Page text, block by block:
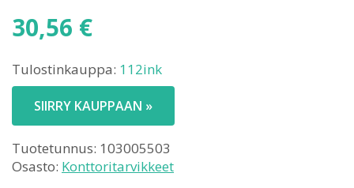
Alkuperäinen
hinta
33,95 €.
30,56 €
hinta
on:
30,56 €.
Tulostinkauppa: 112ink
SIIRRY KAUPPAAN »
Tuotetunnus: 103005503
Osasto: Konttoritarvikkeet